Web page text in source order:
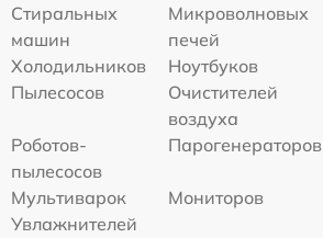
Стиральных
машин
Микроволновых
печей
Холодильников
Ноутбуков
Пылесосов
Очистителей
воздуха
Роботов-
пылесосов
Парогенераторов
Мультиварок
Мониторов
Увлажнителей